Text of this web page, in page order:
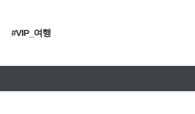
#VIP_여행